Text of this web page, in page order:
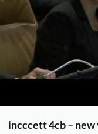
incccett 4cb –